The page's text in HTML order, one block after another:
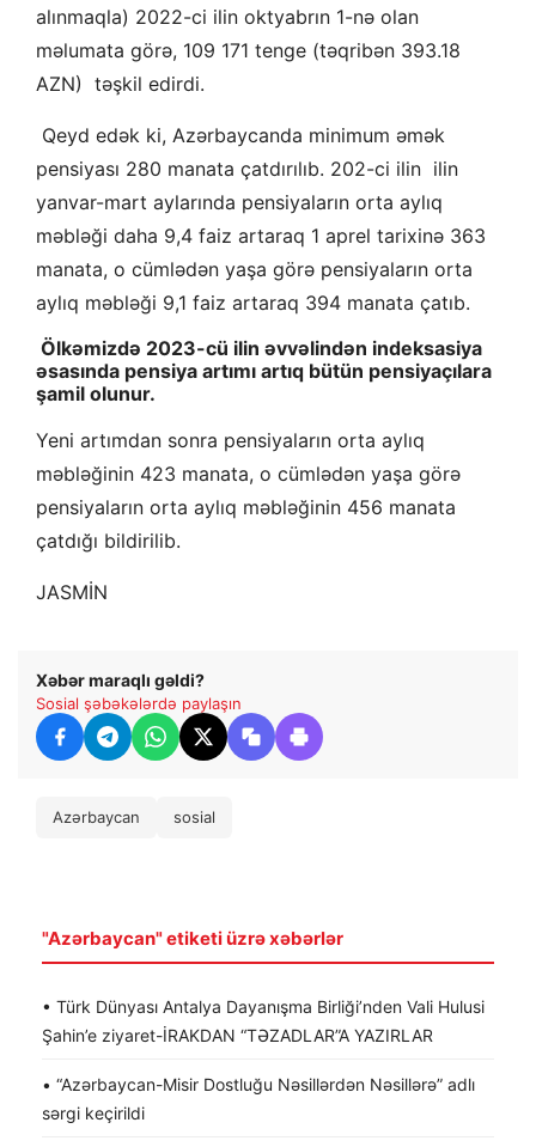
alınmaqla) 2022-ci ilin oktyabrın 1-nə olan
məlumata görə, 109 171 tenge (təqribən 393.18
AZN) təşkil edirdi.
Qeyd edək ki, Azərbaycanda minimum əmək
pensiyası 280 manata çatdırılıb. 202-ci ilin ilin
yanvar-mart aylarında pensiyaların orta aylıq
məbləği daha 9,4 faiz artaraq 1 aprel tarixinə 363
manata, o cümlədən yaşa görə pensiyaların orta
aylıq məbləği 9,1 faiz artaraq 394 manata çatıb.
Ölkəmizdə 2023-cü ilin əvvəlindən indeksasiya
əsasında pensiya artımı artıq bütün pensiyaçılara
şamil olunur.
Yeni artımdan sonra pensiyaların orta aylıq
məbləğinin 423 manata, o cümlədən yaşa görə
pensiyaların orta aylıq məbləğinin 456 manata
çatdığı bildirilib.
JASMİN
Xəbər maraqlı gəldi?
Sosial şəbəkələrdə paylaşın
Azərbaycan sosial
"Azərbaycan" etiketi üzrə xəbərlər
• Türk Dünyası Antalya Dayanışma Birliği’nden Vali Hulusi
Şahin’e ziyaret-İRAKDAN “TƏZADLAR”A YAZIRLAR
• “Azərbaycan-Misir Dostluğu Nəsillərdən Nəsillərə” adlı
sərgi keçirildi